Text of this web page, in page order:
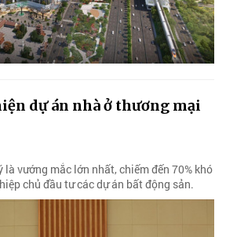
dự án nhà ở thương mại
là vướng mắc lớn nhất, chiếm đến 70% khó
chủ đầu tư các dự án bất động sản.